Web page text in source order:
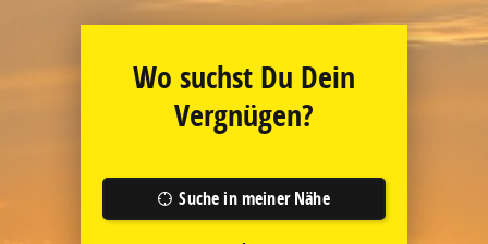
Wo suchst Du Dein
Vergnügen?
Suche in meiner Nähe